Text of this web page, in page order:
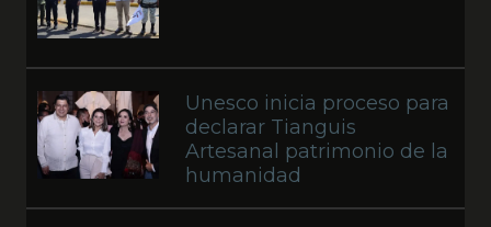
Unesco inicia proceso para
declarar Tianguis
Artesanal patrimonio de la
humanidad